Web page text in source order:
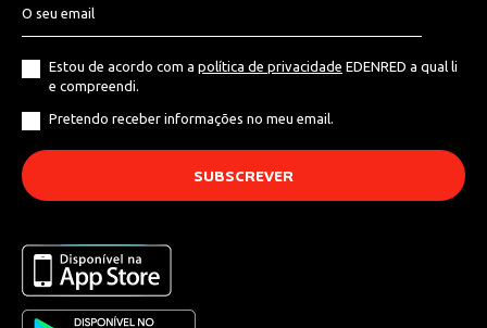
Estou de acordo com a política de privacidade EDENRED a qual li
e compreendi.
Pretendo receber informações no meu email.